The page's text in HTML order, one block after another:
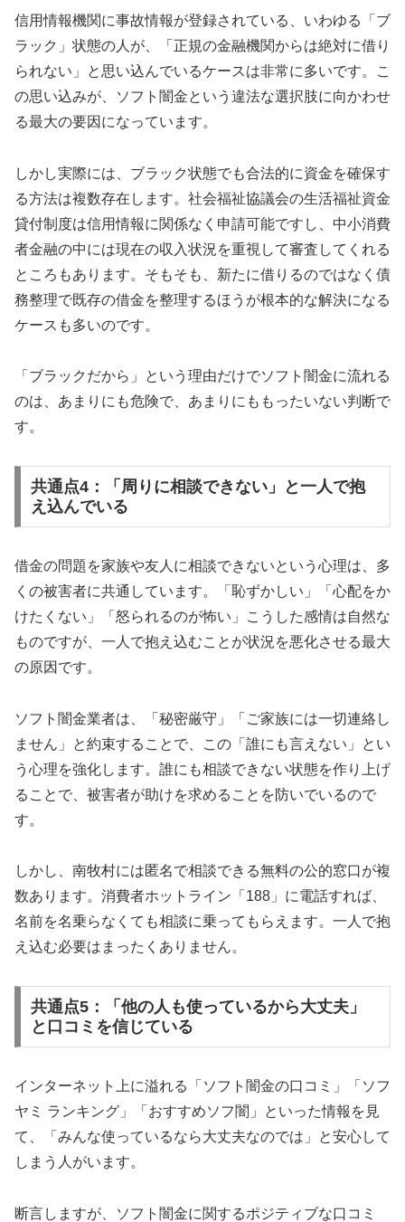
信用情報機関に事故情報が登録されている、いわゆる「ブ
ラック」状態の人が、「正規の金融機関からは絶対に借り
られない」と思い込んでいるケースは非常に多いです。こ
の思い込みが、ソフト闇金という違法な選択肢に向かわせ
る最大の要因になっています。
しかし実際には、ブラック状態でも合法的に資金を確保す
る方法は複数存在します。社会福祉協議会の生活福祉資金
貸付制度は信用情報に関係なく申請可能ですし、中小消費
者金融の中には現在の収入状況を重視して審査してくれる
ところもあります。そもそも、新たに借りるのではなく債
務整理で既存の借金を整理するほうが根本的な解決になる
ケースも多いのです。
「ブラックだから」という理由だけでソフト闇金に流れる
のは、あまりにも危険で、あまりにももったいない判断で
す。
共通点4：「周りに相談できない」と一人で抱
え込んでいる
借金の問題を家族や友人に相談できないという心理は、多
くの被害者に共通しています。「恥ずかしい」「心配をか
けたくない」「怒られるのが怖い」こうした感情は自然な
ものですが、一人で抱え込むことが状況を悪化させる最大
の原因です。
ソフト闇金業者は、「秘密厳守」「ご家族には一切連絡し
ません」と約束することで、この「誰にも言えない」とい
う心理を強化します。誰にも相談できない状態を作り上げ
ることで、被害者が助けを求めることを防いでいるので
す。
しかし、南牧村には匿名で相談できる無料の公的窓口が複
数あります。消費者ホットライン「188」に電話すれば、
名前を名乗らなくても相談に乗ってもらえます。一人で抱
え込む必要はまったくありません。
共通点5：「他の人も使っているから大丈夫」
と口コミを信じている
インターネット上に溢れる「ソフト闇金の口コミ」「ソフ
ヤミ ランキング」「おすすめソフ闇」といった情報を見
て、「みんな使っているなら大丈夫なのでは」と安心して
しまう人がいます。
断言しますが、ソフト闇金に関するポジティブな口コミ